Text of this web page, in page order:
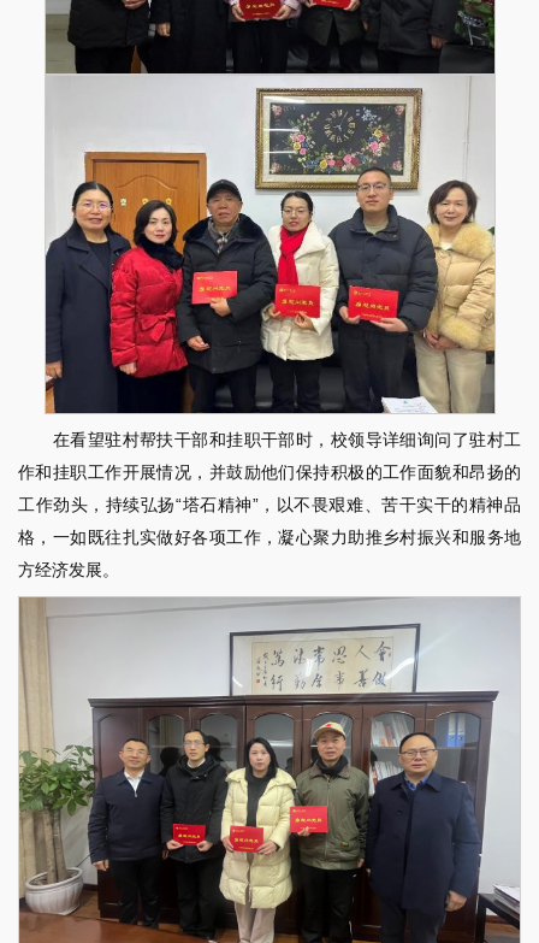
在看望驻村帮扶干部和挂职干部时，校领导详细询问了驻村工
作和挂职工作开展情况，并鼓励他们保持积极的工作面貌和昂扬的
工作劲头，持续弘扬“塔石精神”，以不畏艰难、苦干实干的精神品
格，一如既往扎实做好各项工作，凝心聚力助推乡村振兴和服务地
方经济发展。